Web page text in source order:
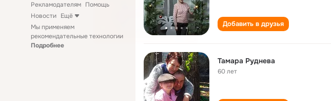
Рекламодателям Помощь
Новости Ещё
Мы применяем
рекомендательные технологии
Подробнее
Добавить в друзья
Тамара Руднева
60 лет